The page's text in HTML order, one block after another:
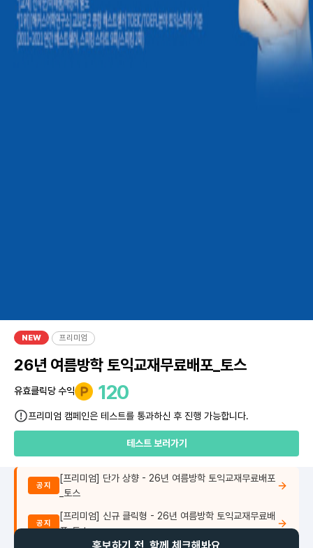
NEW 프리미엄
26년 여름방학 토익교재무료배포_토스
유효클릭당 수익 120
프리미엄 캠페인은 테스트를 통과하신 후 진행 가능합니다.
테스트 보러가기
공지
[프리미엄] 단가 상향 - 26년 여름방학 토익교재무료배포
_토스
공지
[프리미엄] 신규 클릭형 - 26년 여름방학 토익교재무료배
포_토스